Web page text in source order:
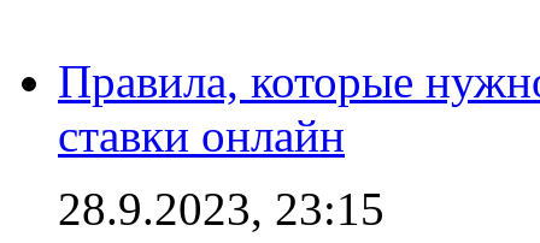
Правила, которые
ставки онлайн
28.9.2023, 23:15